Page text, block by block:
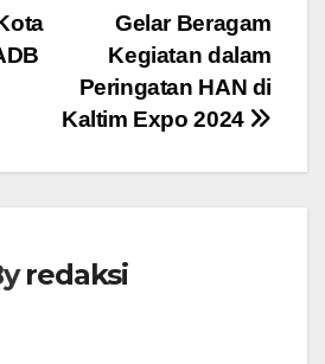
Gelar Beragam
Kegiatan dalam
Peringatan HAN di
Kaltim Expo 2024
redaksi